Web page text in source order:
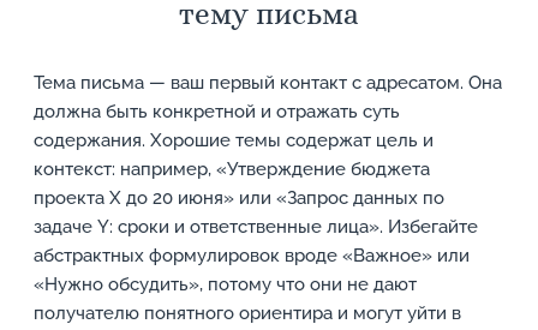
тему письма
Тема письма — ваш первый контакт с адресатом. Она
должна быть конкретной и отражать суть
содержания. Хорошие темы содержат цель и
контекст: например, «Утверждение бюджета
проекта X до 20 июня» или «Запрос данных по
задаче Y: сроки и ответственные лица». Избегайте
абстрактных формулировок вроде «Важное» или
«Нужно обсудить», потому что они не дают
получателю понятного ориентира и могут уйти в